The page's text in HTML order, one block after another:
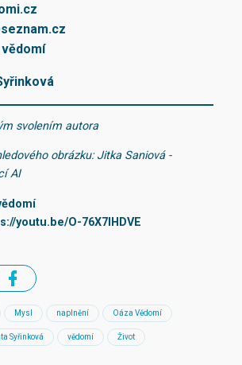
vědomí
svolením autora
obrázku: Jitka Saniová -
AI
youtu.be/O-76X7lHDVE
Mysl naplnění Oáza Vědomí
Syřinková vědomí Život